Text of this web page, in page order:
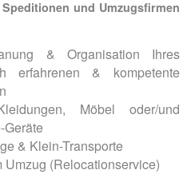
Speditionen und Umzugsfirmen
& Organisation Ihres
erfahrenen & kompetente
Möbel oder/und
Geräte
& Klein-Transporte
(Relocationservice)